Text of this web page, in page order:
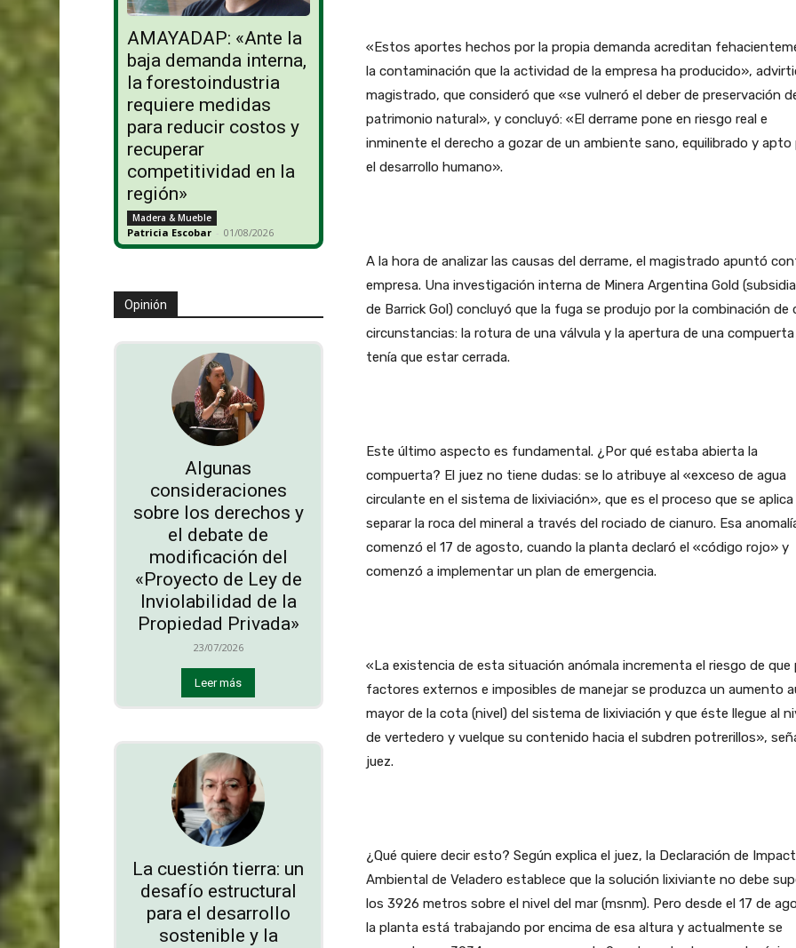
AMAYADAP: «Ante la
baja demanda interna,
la forestoindustria
requiere medidas
para reducir costos y
recuperar
competitividad en la
región»
Madera & Mueble
Patricia Escobar - 01/08/2026
Opinión
Algunas
consideraciones
sobre los derechos y
el debate de
modificación del
«Proyecto de Ley de
Inviolabilidad de la
Propiedad Privada»
23/07/2026
Leer más
La cuestión tierra: un
desafío estructural
para el desarrollo
sostenible y la
«Estos aportes hechos por la propia demanda acreditan
la contaminación que la actividad de la empresa ha producido»,
magistrado, que consideró que «se vulneró el deber de preservación
patrimonio natural», y concluyó: «El derrame pone en riesgo real e
inminente el derecho a gozar de un ambiente sano, equilibrado y apto
el desarrollo humano».
A la hora de analizar las causas del derrame, el magistrado apuntó
empresa. Una investigación interna de Minera Argentina Gold
de Barrick Gol) concluyó que la fuga se produjo por la combinación de
circunstancias: la rotura de una válvula y la apertura de una
tenía que estar cerrada.
Este último aspecto es fundamental. ¿Por qué estaba abierta la
compuerta? El juez no tiene dudas: se lo atribuye al «exceso de agua
circulante en el sistema de lixiviación», que es el proceso que se aplica
separar la roca del mineral a través del rociado de cianuro. Esa
comenzó el 17 de agosto, cuando la planta declaró el «código rojo» y
comenzó a implementar un plan de emergencia.
«La existencia de esta situación anómala incrementa el riesgo de que
factores externos e imposibles de manejar se produzca un aumento
mayor de la cota (nivel) del sistema de lixiviación y que éste llegue al
de vertedero y vuelque su contenido hacia el subdren potrerillos»,
juez.
¿Qué quiere decir esto? Según explica el juez, la Declaración de
Ambiental de Veladero establece que la solución lixiviante no debe
los 3926 metros sobre el nivel del mar (msnm). Pero desde el 17 de
la planta está trabajando por encima de esa altura y actualmente se